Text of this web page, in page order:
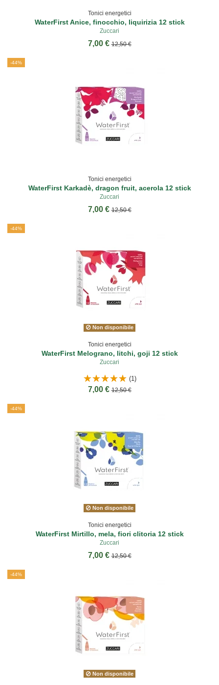
Tonici energetici
WaterFirst Anice, finocchio, liquirizia 12 stick
Zuccari
7,00 €12,50 €
-44%
Tonici energetici
WaterFirst Karkadè, dragon fruit, acerola 12 stick
Zuccari
7,00 €12,50 €
-44%
Non disponibile
Tonici energetici
WaterFirst Melograno, litchi, goji 12 stick
Zuccari
(1)
7,00 €12,50 €
-44%
Non disponibile
Tonici energetici
WaterFirst Mirtillo, mela, fiori clitoria 12 stick
Zuccari
7,00 €12,50 €
-44%
Non disponibile